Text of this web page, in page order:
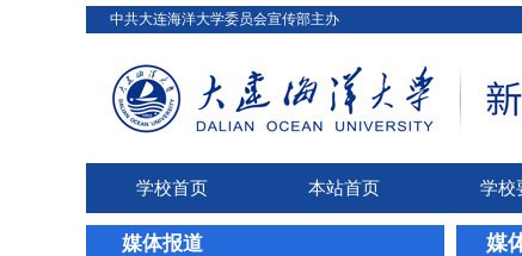
中共大连海洋大学委员会宣传部主办
学校首页 本站首页 学校
媒体报道 媒